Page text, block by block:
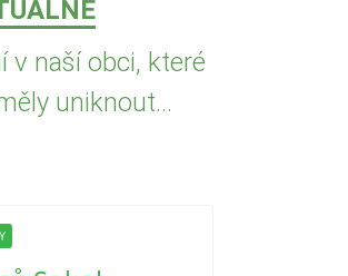
v naší obci, které
uniknout...